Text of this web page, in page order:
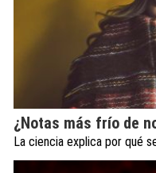
¿Notas más frío de
La ciencia explica por qué